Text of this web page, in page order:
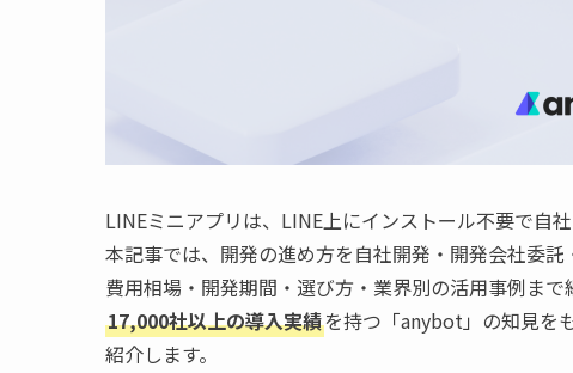
LINEミニアプリは、LINE上にインストール不要で自
本記事では、開発の進め方を自社開発・開発会社委
費用相場・開発期間・選び方・業界別の活用事例まで
17,000社以上の導入実績を持つ「anybot」の知見を
紹介します。